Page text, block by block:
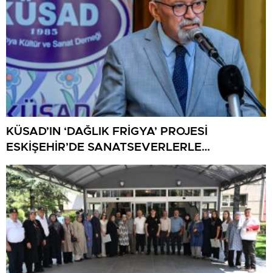
KÜSAD’IN ‘DAĞLIK FRİGYA’ PROJESİ
ESKİŞEHİR’DE SANATSEVERLERLE
BULUŞUYOR